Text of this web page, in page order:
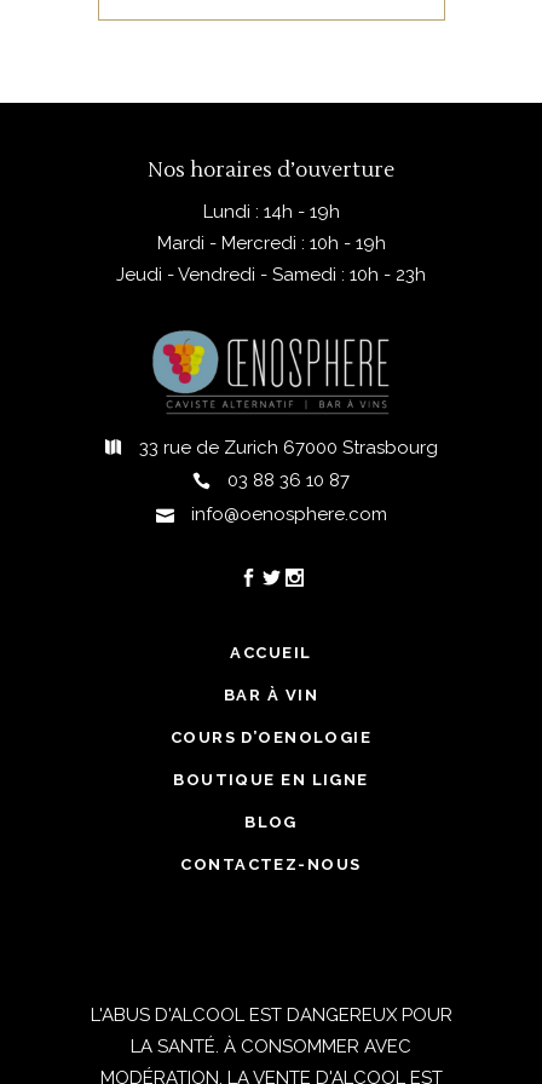
puissance et légèreté,
alsaciens.
Nos horaires d’ouverture
Lundi : 14h - 19h
Mardi - Mercredi : 10h - 19h
Jeudi - Vendredi - Samedi : 10h - 23h
33 rue de Zurich 67000 Strasbourg
03 88 36 10 87
info@oenosphere.com
ACCUEIL
BAR À VIN
COURS D’OENOLOGIE
BOUTIQUE EN LIGNE
BLOG
CONTACTEZ-NOUS
L'ABUS D'ALCOOL EST DANGEREUX POUR
LA SANTÉ. À CONSOMMER AVEC
MODÉRATION. LA VENTE D'ALCOOL EST